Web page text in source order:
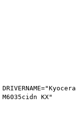
DRIVERNAME="Kyocera
M6035cidn KX"